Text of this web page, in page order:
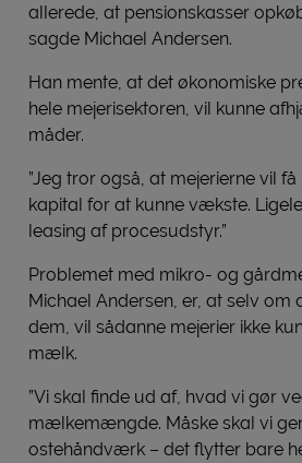
allerede, at pensionskasser
sagde Michael Andersen.
Han mente, at det økonomiske
hele mejerisektoren, vil kunne
måder.
”Jeg tror også, at mejerierne vil
kapital for at kunne vækste.
leasing af procesudstyr.”
Problemet med mikro- og
Michael Andersen, er, at selv om
dem, vil sådanne mejerier ikke
mælk.
”Vi skal finde ud af, hvad vi gør
mælkemængde. Måske skal vi
ostehåndværk – det flytter bare